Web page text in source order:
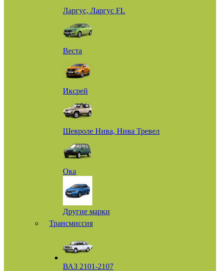
Ларгус, Ларгус FL
Веста
Иксрей
Шевроле Нива, Нива Тревел
Ока
Другие марки
Трансмиссия
ВАЗ 2101-2107